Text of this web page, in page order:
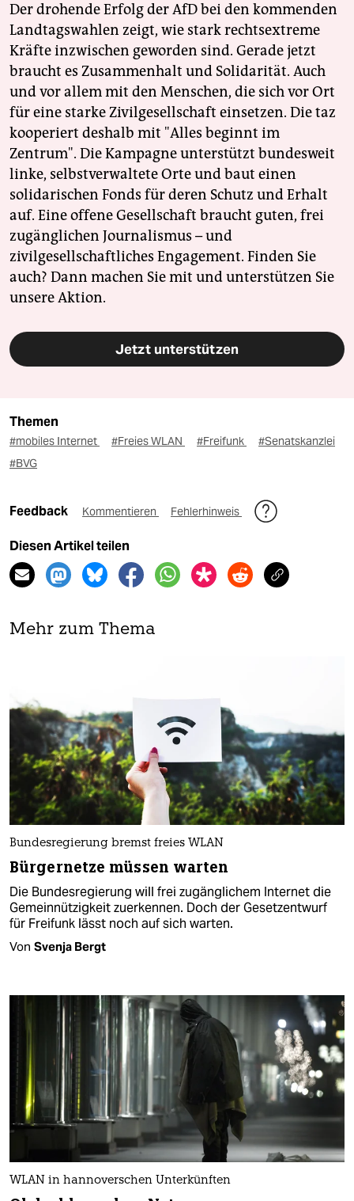
Der drohende Erfolg der AfD bei den kommenden
Landtagswahlen zeigt, wie stark rechtsextreme
Kräfte inzwischen geworden sind. Gerade jetzt
braucht es Zusammenhalt und Solidarität. Auch
und vor allem mit den Menschen, die sich vor Ort
für eine starke Zivilgesellschaft einsetzen. Die taz
kooperiert deshalb mit "Alles beginnt im
Zentrum". Die Kampagne unterstützt bundesweit
linke, selbstverwaltete Orte und baut einen
solidarischen Fonds für deren Schutz und Erhalt
auf. Eine offene Gesellschaft braucht guten, frei
zugänglichen Journalismus – und
zivilgesellschaftliches Engagement. Finden Sie
auch? Dann machen Sie mit und unterstützen Sie
unsere Aktion.
Jetzt unterstützen
Themen
#mobiles Internet #Freies WLAN #Freifunk
#Senatskanzlei
#BVG
Feedback Kommentieren Fehlerhinweis
Diesen Artikel teilen
Mehr zum Thema
Bundesregierung bremst freies WLAN
Bürgernetze müssen warten
Die Bundesregierung will frei zugänglichem Internet die
Gemeinnützigkeit zuerkennen. Doch der Gesetzentwurf
für Freifunk lässt noch auf sich warten.
Von Svenja Bergt
WLAN in hannoverschen Unterkünften